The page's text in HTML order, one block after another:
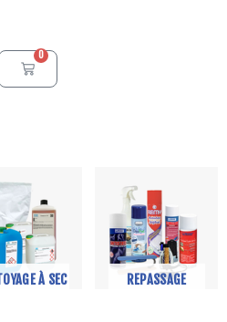
0
Panier
À SEC REPASSAGE